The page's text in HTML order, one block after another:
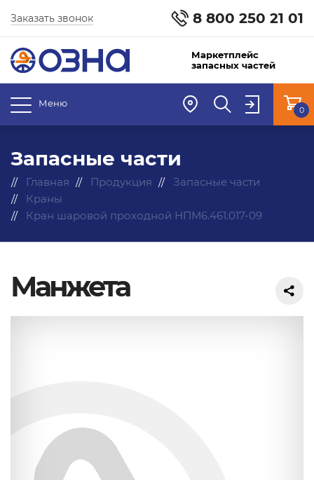
8 800 250 21 01
Заказать звонок
Маркетплейс
запасных частей
Меню
0
Запасные части
Главная Продукция
Запасные части
Краны
Кран шаровой проходной НПМ6.461.017-09
Манжета